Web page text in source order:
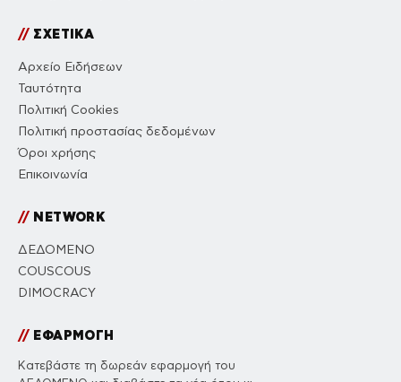
//ΣΧΕΤΙΚΑ
Αρχείο Ειδήσεων
Ταυτότητα
Πολιτική Cookies
Πολιτική προστασίας δεδομένων
Όροι χρήσης
Επικοινωνία
//NETWORK
ΔΕΔΟΜΕΝΟ
COUSCOUS
DIMOCRACY
//ΕΦΑΡΜΟΓΗ
Κατεβάστε τη δωρεάν εφαρμογή του